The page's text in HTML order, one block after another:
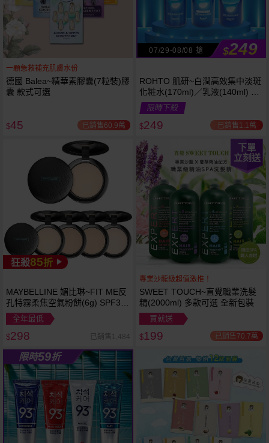
越多越
便宜 便宜
一顆急救補充肌膚水份
德國 Balea~精華素膠囊(7粒裝)膠
囊 款式可選
$45 已銷售60.9萬
07/29-08/08 搶 $249
ROHTO 肌研~白潤高效集中淡斑
化粧水(170ml)／乳液(140ml) 款
式可選
限時下殺
$249 已銷售1.1萬
狂殺85折
MAYBELLINE 媚比琳~FIT ME反
孔特霧柔焦空氣粉餅(6g) SPF32
PA+++ 款式可選 空氣小圓餅
全年最低
$298 已銷售1,484
下單
立刻送
專業沙龍級超值激推！
SWEET TOUCH~直覺職業洗髮
精(2000ml) 多款可選 全新包裝
買就送
$199 已銷售70.7萬
限時59折